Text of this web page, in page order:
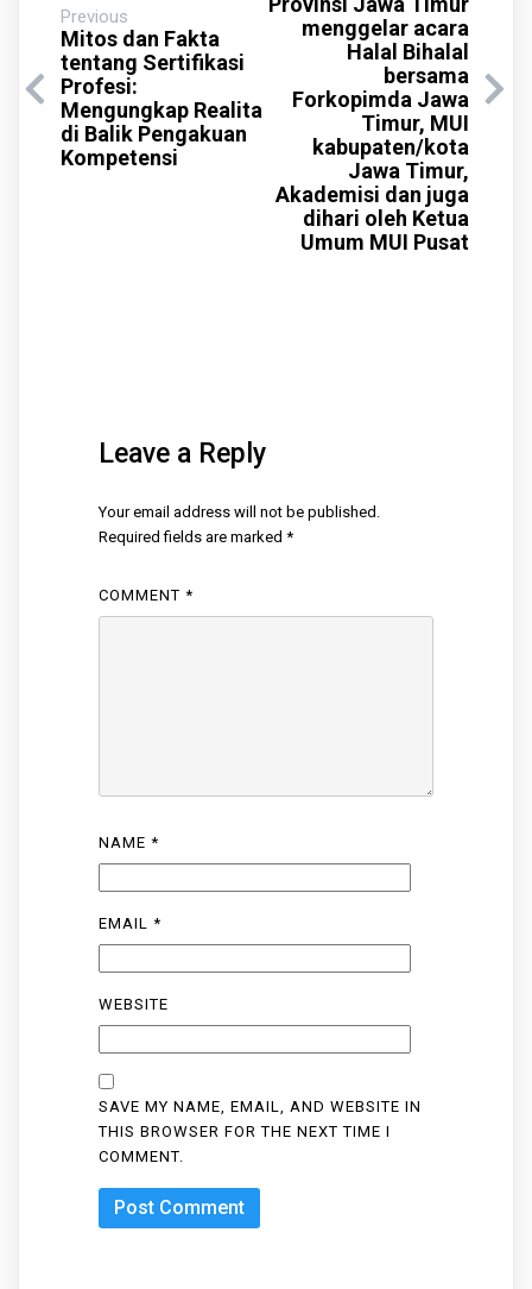
Previous
Mitos dan Fakta
tentang Sertifikasi
Profesi:
Mengungkap Realita
di Balik Pengakuan
Kompetensi
menggelar acara
Halal Bihalal
bersama
Forkopimda Jawa
Timur, MUI
kabupaten/kota
Jawa Timur,
Akademisi dan juga
dihari oleh Ketua
Umum MUI Pusat
Leave a Reply
Your email address will not be published.
Required fields are marked *
COMMENT *
NAME *
EMAIL *
WEBSITE
SAVE MY NAME, EMAIL, AND WEBSITE IN
THIS BROWSER FOR THE NEXT TIME I
COMMENT.